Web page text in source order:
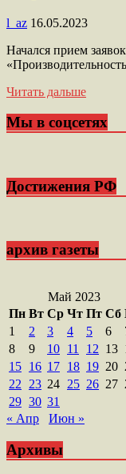
l_az 16.05.2023
Начался прием
Читать дальше
Мы в соцсетях
Достижения РФ
архив газеты
Май 2023
Пн Вт Ср Чт Пт Сб
1
2 3 4 5 6
8
9 10 11 12 13
15 16 17 18 19 20
22
23 24 25 26 27
29 30 31
« Апр
Июн »
Архивы